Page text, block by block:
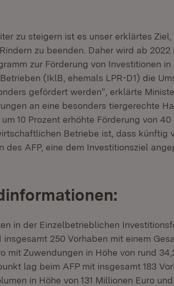
zu steigern ist es unser erklärtes
zu beenden. Daher wird ab 2022
zur Förderung von Investitionen in
(IklB, ehemals LPR-D1) die
gefördert werden“, erklärte
an eine besonders tiergerechte
10 Prozent erhöhte Förderung von 40
Betriebe ist, dass künftig
des AFP, eine dem Investitionsziel
in der Einzelbetrieblichen
insgesamt 250 Vorhaben mit einem
mit Zuwendungen in Höhe von rund
lag beim AFP mit insgesamt 183
in Höhe von 131 Millionen Euro